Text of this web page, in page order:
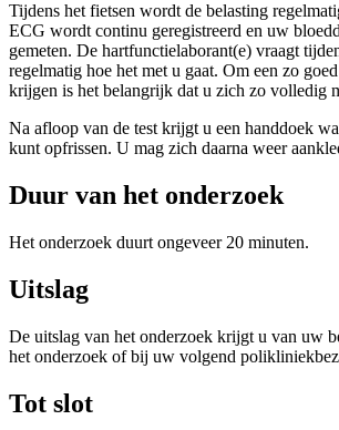
Tijdens het fietsen wordt de belasting
ECG wordt continu geregistreerd en uw
gemeten. De hartfunctielaborant(e) vraagt
regelmatig hoe het met u gaat. Om een zo
krijgen is het belangrijk dat u zich zo volledig
Na afloop van de test krijgt u een handdoek
kunt opfrissen. U mag zich daarna weer
Duur van het onderzoek
Het onderzoek duurt ongeveer 20 minuten.
Uitslag
De uitslag van het onderzoek krijgt u van uw
het onderzoek of bij uw volgend
Tot slot